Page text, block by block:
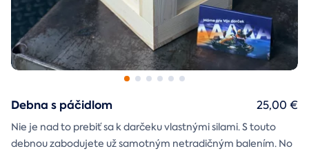
Debna s páčidlom
Nie je nad to prebiť sa k darčeku vlastnými silami. S touto
debnou zabodujete už samotným netradičným balením. No
25,00 €